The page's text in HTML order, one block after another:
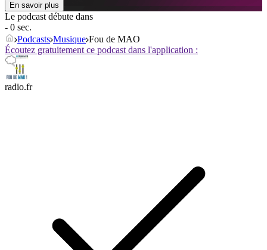
En savoir plus
Le podcast débute dans
- 0 sec.
Podcasts Musique Fou de MAO
Écoutez gratuitement ce podcast dans l'application :
radio.fr